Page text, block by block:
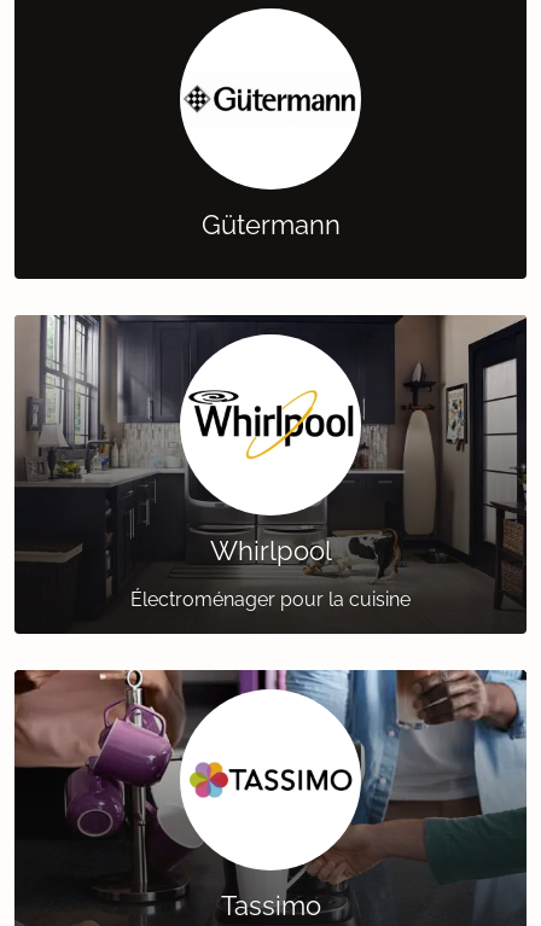
Gütermann
Whirlpool
Électroménager pour la cuisine
Tassimo